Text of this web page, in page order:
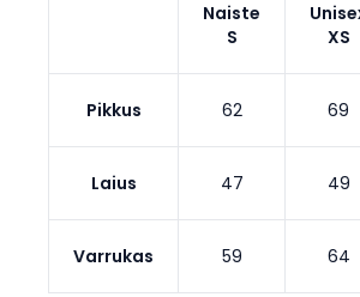
Naiste
S
XS
Pikkus 62 69
Laius 47 49
Varrukas 59 64